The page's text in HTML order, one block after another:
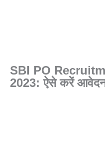
SBI PO
2023: ऐसे करें